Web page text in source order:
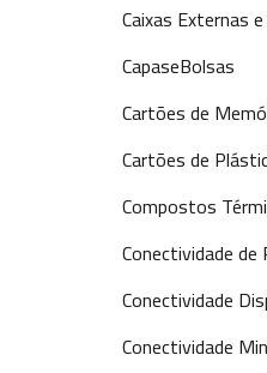
Caixas Externas
CapaseBolsas
Cartões de
Cartões de
Compostos
Conectividade de
Conectividade
Conectividade